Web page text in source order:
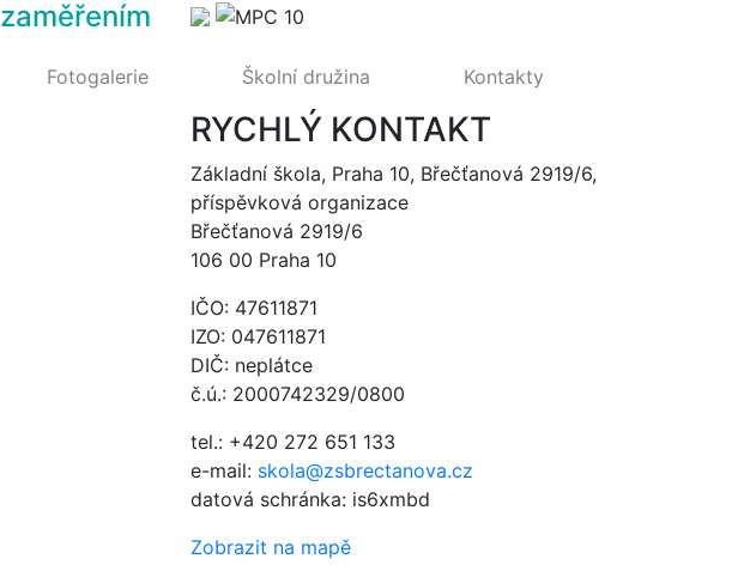
zaměřením
Fotogalerie Školní družina Kontakty
RYCHLÝ KONTAKT
Základní škola, Praha 10, Břečťanová 2919/6,
příspěvková organizace
Břečťanová 2919/6
106 00 Praha 10
IČO: 47611871
IZO: 047611871
DIČ: neplátce
č.ú.: 2000742329/0800
tel.: +420 272 651 133
e-mail: skola@zsbrectanova.cz
datová schránka: is6xmbd
Zobrazit na mapě